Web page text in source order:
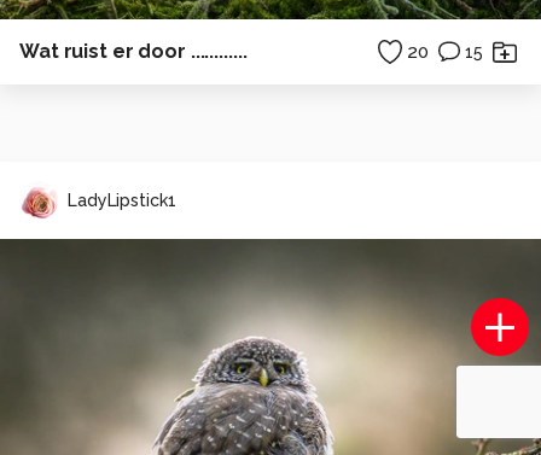
Wat ruist er door ............ 20 15
LadyLipstick1